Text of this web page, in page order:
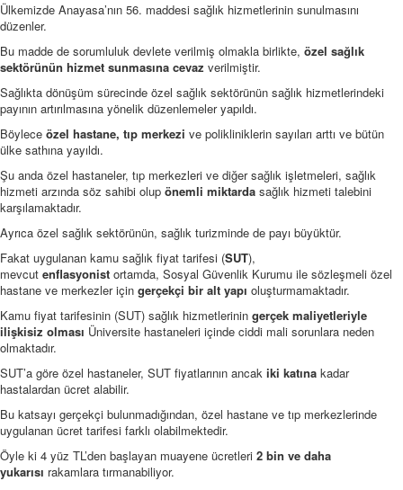
Ülkemizde Anayasa’nın 56. maddesi sağlık hizmetlerinin sunulmasını
düzenler.
Bu madde de sorumluluk devlete verilmiş olmakla birlikte, özel sağlık
sektörünün hizmet sunmasına cevaz verilmiştir.
Sağlıkta dönüşüm sürecinde özel sağlık sektörünün sağlık hizmetlerindeki
payının artırılmasına yönelik düzenlemeler yapıldı.
Böylece özel hastane, tıp merkezi ve polikliniklerin sayıları arttı ve bütün
ülke sathına yayıldı.
Şu anda özel hastaneler, tıp merkezleri ve diğer sağlık işletmeleri, sağlık
hizmeti arzında söz sahibi olup önemli miktarda sağlık hizmeti talebini
karşılamaktadır.
Ayrıca özel sağlık sektörünün, sağlık turizminde de payı büyüktür.
Fakat uygulanan kamu sağlık fiyat tarifesi (SUT),
mevcut enflasyonist ortamda, Sosyal Güvenlik Kurumu ile sözleşmeli özel
hastane ve merkezler için gerçekçi bir alt yapı oluşturmamaktadır.
Kamu fiyat tarifesinin (SUT) sağlık hizmetlerinin gerçek maliyetleriyle
ilişkisiz olması Üniversite hastaneleri içinde ciddi mali sorunlara neden
olmaktadır.
SUT’a göre özel hastaneler, SUT fiyatlarının ancak iki katına kadar
hastalardan ücret alabilir.
Bu katsayı gerçekçi bulunmadığından, özel hastane ve tıp merkezlerinde
uygulanan ücret tarifesi farklı olabilmektedir.
Öyle ki 4 yüz TL’den başlayan muayene ücretleri 2 bin ve daha
yukarısı rakamlara tırmanabiliyor.